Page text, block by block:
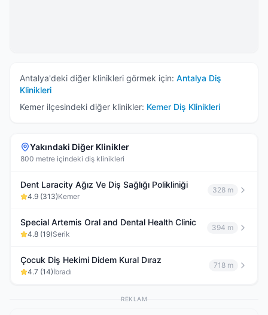
Antalya'deki diğer klinikleri görmek için: Antalya Diş
Klinikleri
Kemer ilçesindeki diğer klinikler: Kemer Diş Klinikleri
Yakındaki Diğer Klinikler
800 metre içindeki diş klinikleri
Dent Laracity Ağız Ve Diş Sağlığı Polikliniği
4.9 (313)Kemer
328 m
Special Artemis Oral and Dental Health Clinic
4.8 (19)Serik
394 m
Çocuk Diş Hekimi Didem Kural Dıraz
4.7 (14)İbradı
718 m
REKLAM